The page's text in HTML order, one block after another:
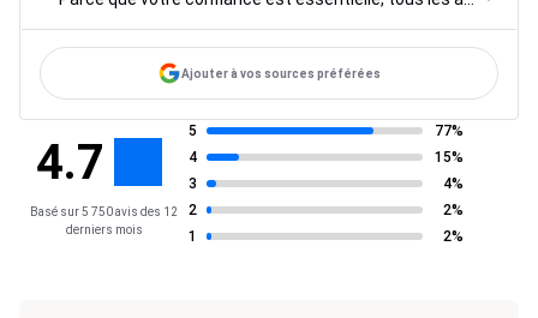
Ajouter à vos sources préférées
4.7
Basé sur 5 750 avis des 12
derniers mois
5
77%
4
15%
3
4%
2
2%
1
2%